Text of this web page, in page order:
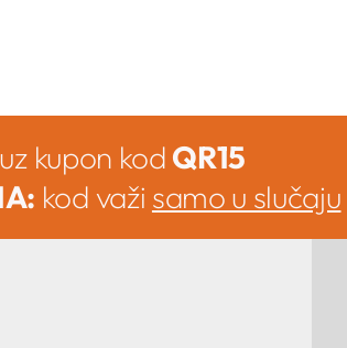
kupon kod QR15
kod važi samo u slučaju